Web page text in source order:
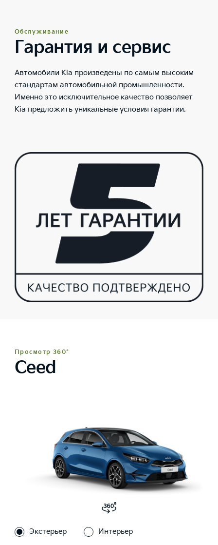
Обслуживание
Гарантия и сервис
Автомобили Kia произведены по самым высоким
стандартам автомобильной промышленности.
Именно это исключительное качество позволяет
Kia предложить уникальные условия гарантии.
Просмотр 360°
Ceed
Экстерьер Интерьер